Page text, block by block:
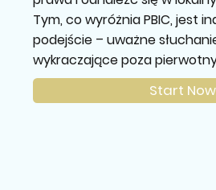
Tym, co wyróżnia PBIC, jest
podejście – uważne
wykraczające poza
Start Now